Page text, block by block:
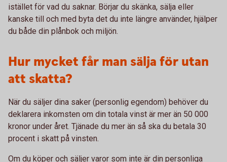
istället för vad du saknar. Börjar du skänka, sälja eller
kanske till och med byta det du inte längre använder, hjälper
du både din plånbok och miljön.
Hur mycket får man sälja för utan
att skatta?
När du säljer dina saker (personlig egendom) behöver du
deklarera inkomsten om din totala vinst är mer än 50 000
kronor under året. Tjänade du mer än så ska du betala 30
procent i skatt på vinsten.
Om du köper och säljer varor som inte är din personliga